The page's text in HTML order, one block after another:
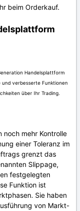
beim Orderkauf.
Handelsplattform
verbesserte Funktionen
über Ihr Trading.
noch mehr Kontrolle
einer Toleranz im
grenzt das
Slippage,
festgelegten
Funktion ist
Sie haben
von Markt-